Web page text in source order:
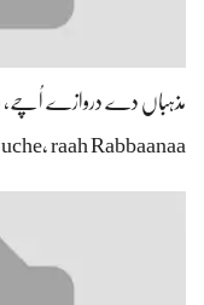
uche, raah Rabbaanaa…